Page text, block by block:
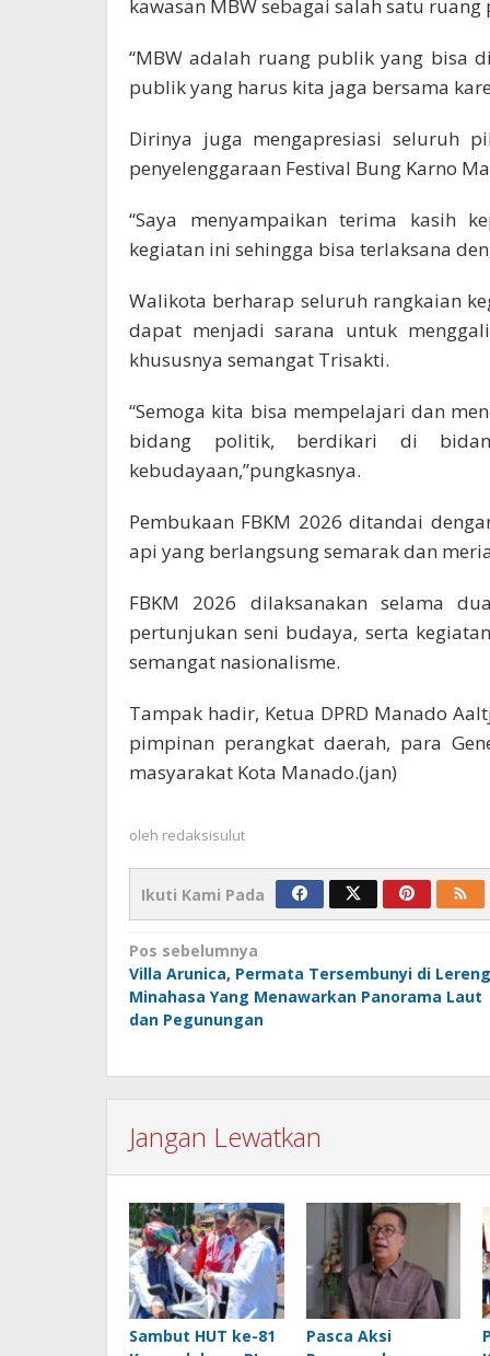
kawasan MBW sebagai salah satu
“MBW adalah ruang publik yang bisa
publik yang harus kita jaga bersama
Dirinya juga mengapresiasi seluruh
penyelenggaraan Festival Bung Karno
“Saya menyampaikan terima kasih
kegiatan ini sehingga bisa terlaksana
Walikota berharap seluruh rangkaian
dapat menjadi sarana untuk
khususnya semangat Trisakti.
“Semoga kita bisa mempelajari dan
bidang politik, berdikari di
kebudayaan,”pungkasnya.
Pembukaan FBKM 2026 ditandai
api yang berlangsung semarak dan
FBKM 2026 dilaksanakan selama
pertunjukan seni budaya, serta
semangat nasionalisme.
Tampak hadir, Ketua DPRD Manado
pimpinan perangkat daerah, para
masyarakat Kota Manado.(jan)
oleh redaksisulut
Ikuti Kami Pada
Navigasi
pos
Pos sebelumnya
Villa Arunica, Permata Tersembunyi di Lereng
Minahasa Yang Menawarkan Panorama Laut
dan Pegunungan
Jangan Lewatkan
Sambut HUT ke-81
Pasca Aksi